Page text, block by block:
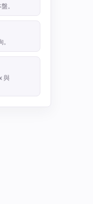
。
與